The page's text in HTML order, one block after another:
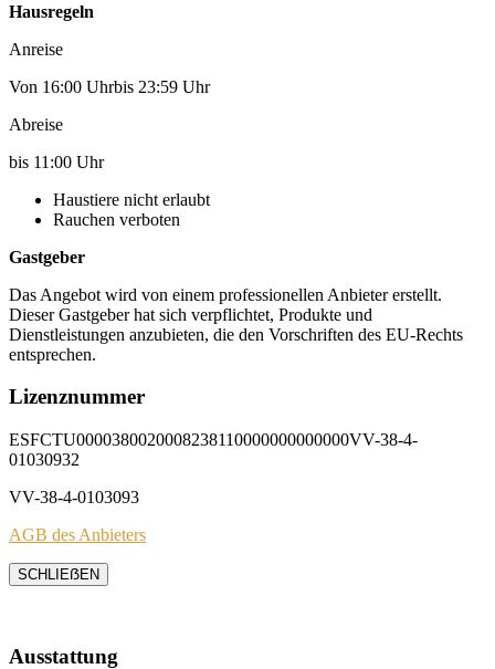
Hausregeln
Anreise
Von 16:00 Uhrbis 23:59 Uhr
Abreise
bis 11:00 Uhr
Haustiere nicht erlaubt
Rauchen verboten
Gastgeber
Das Angebot wird von einem professionellen Anbieter erstellt.
Dieser Gastgeber hat sich verpflichtet, Produkte und
Dienstleistungen anzubieten, die den Vorschriften des EU-Rechts
entsprechen.
Lizenznummer
ESFCTU0000380020008238110000000000000VV-38-4-
01030932
VV-38-4-0103093
AGB des Anbieters
SCHLIEẞEN
Ausstattung